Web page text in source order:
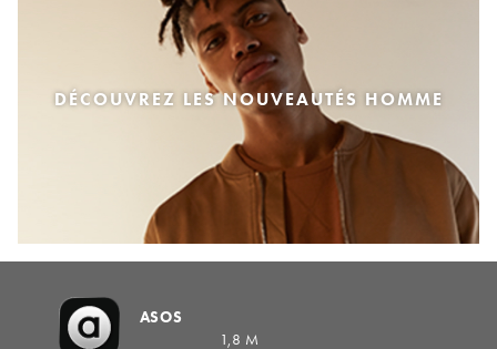
DÉCOUVREZ LES NOUVEAUTÉS HOMME
ASOS
1,8 M